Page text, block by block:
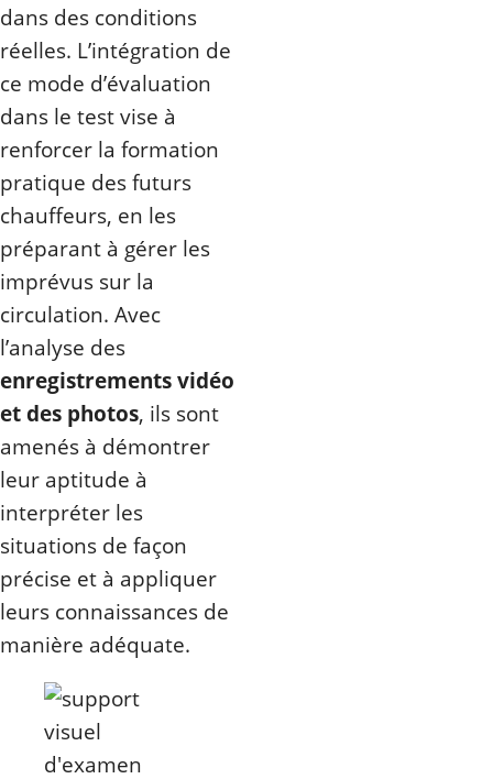
dans des conditions
réelles. L’intégration de
ce mode d’évaluation
dans le test vise à
renforcer la formation
pratique des futurs
chauffeurs, en les
préparant à gérer les
imprévus sur la
circulation. Avec
l’analyse des
enregistrements vidéo
et des photos, ils sont
amenés à démontrer
leur aptitude à
interpréter les
situations de façon
précise et à appliquer
leurs connaissances de
manière adéquate.